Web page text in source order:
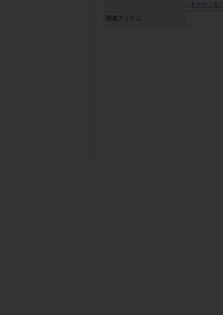
/ Public / 旭
関連アイテム